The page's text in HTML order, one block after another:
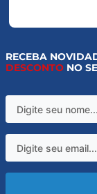
RECEBA
DESCONTO NO